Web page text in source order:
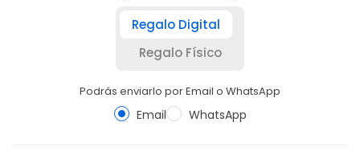
Regalo Digital
Regalo Físico
Podrás enviarlo por Email o WhatsApp
Email WhatsApp